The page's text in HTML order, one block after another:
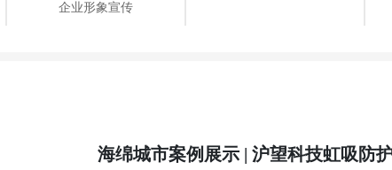
企业形象宣传
海绵城市案例展示 | 沪望科技虹吸防